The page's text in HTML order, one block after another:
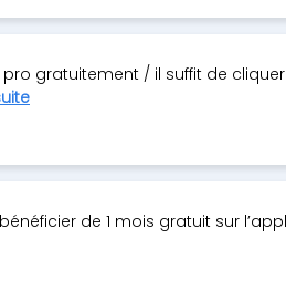
gratuitement / il suffit de
de 1 mois gratuit sur